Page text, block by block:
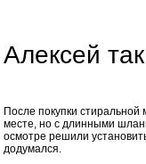
Алексей
После покупки
месте, но с длинными
осмотре решили
додумался.